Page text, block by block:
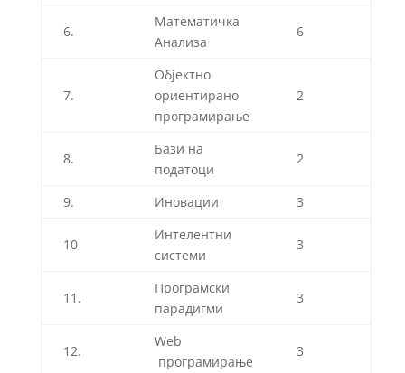
6.
Математичка
Анализа
6
7.
Објектно
ориентирано
програмирање
2
8.
Бази на
податоци
2
9. Иновации 3
10
Интелентни
системи
3
11.
Програмски
парадигми
3
12.
Web
програмирање
3